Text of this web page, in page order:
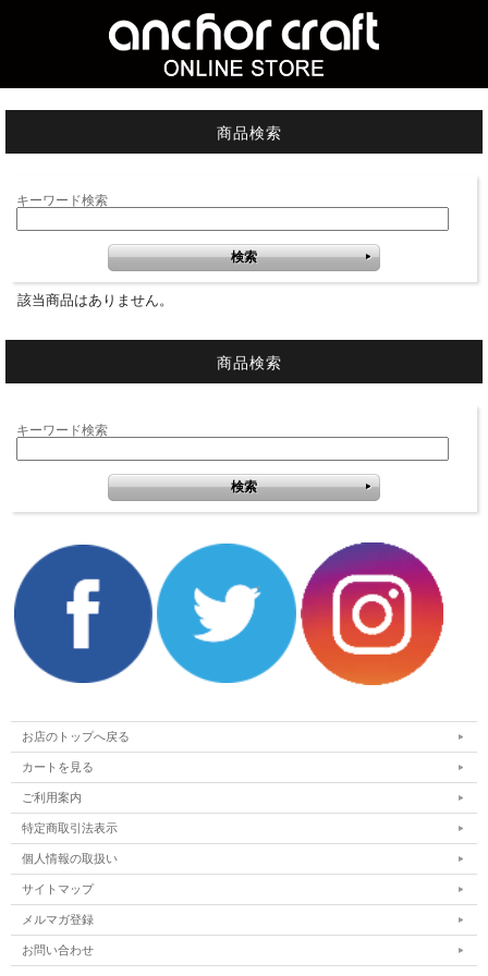
商品検索
キーワード検索
該当商品はありません。
商品検索
キーワード検索
お店のトップへ戻る
カートを見る
ご利用案内
特定商取引法表示
個人情報の取扱い
サイトマップ
メルマガ登録
お問い合わせ